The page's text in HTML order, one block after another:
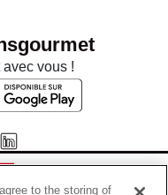
vous !
to the storing of